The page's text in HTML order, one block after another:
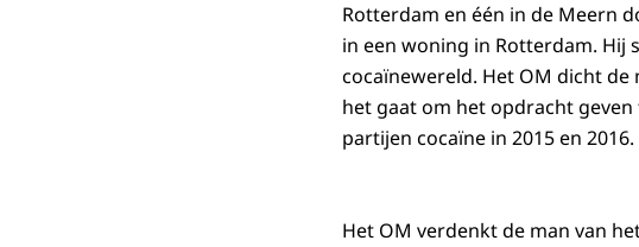
Rotterdam en één in de Meern
in een woning in Rotterdam. Hij
cocaïnewereld. Het OM dicht
het gaat om het opdracht
partijen cocaïne in 2015 en 2016.
Het OM verdenkt de man van